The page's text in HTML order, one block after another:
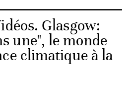
Glasgow:
une", le monde
climatique à la